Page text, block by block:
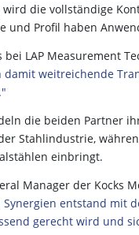
die vollständige
und Profil haben
bei LAP Measurement
damit weitreichende
die beiden Partner
Stahlindustrie,
einbringt.
Manager der Kocks
entstand mit
gerecht wird und